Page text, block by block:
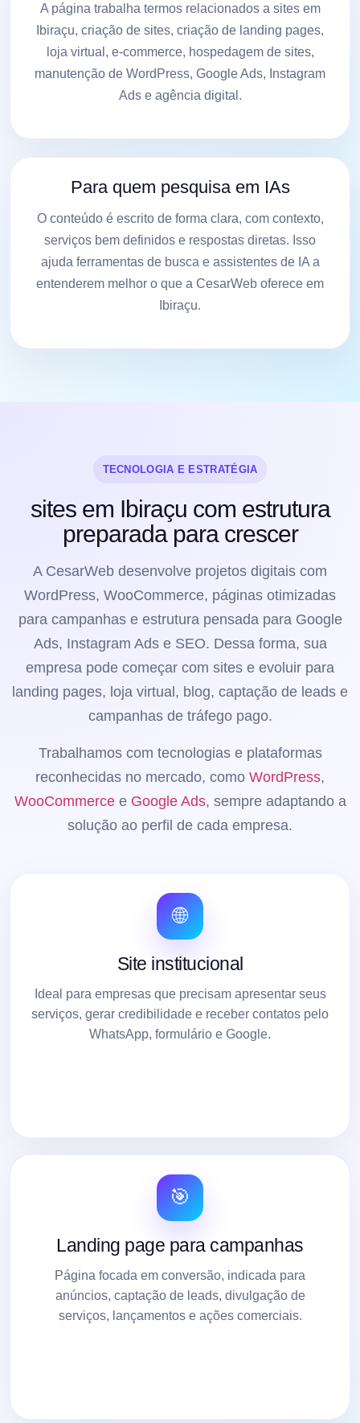
A página trabalha termos relacionados a sites em
Ibiraçu, criação de sites, criação de landing pages,
loja virtual, e-commerce, hospedagem de sites,
manutenção de WordPress, Google Ads, Instagram
Ads e agência digital.
Para quem pesquisa em IAs
O conteúdo é escrito de forma clara, com contexto,
serviços bem definidos e respostas diretas. Isso
ajuda ferramentas de busca e assistentes de IA a
entenderem melhor o que a CesarWeb oferece em
Ibiraçu.
TECNOLOGIA E ESTRATÉGIA
sites em Ibiraçu com estrutura
preparada para crescer
A CesarWeb desenvolve projetos digitais com
WordPress, WooCommerce, páginas otimizadas
para campanhas e estrutura pensada para Google
Ads, Instagram Ads e SEO. Dessa forma, sua
empresa pode começar com sites e evoluir para
landing pages, loja virtual, blog, captação de leads e
campanhas de tráfego pago.
Trabalhamos com tecnologias e plataformas
reconhecidas no mercado, como WordPress,
WooCommercee Google Ads, sempre adaptando a
solução ao perfil de cada empresa.
🌐
Site institucional
Ideal para empresas que precisam apresentar seus
serviços, gerar credibilidade e receber contatos pelo
WhatsApp, formulário e Google.
🎯
Landing page para campanhas
Página focada em conversão, indicada para
anúncios, captação de leads, divulgação de
serviços, lançamentos e ações comerciais.